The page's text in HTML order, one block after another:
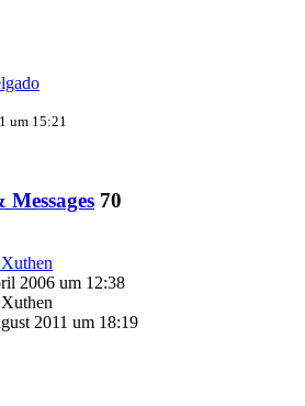
um 15:21
70
2006 um 12:38
2011 um 18:19